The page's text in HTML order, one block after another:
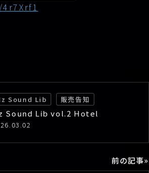
Sound Lib 販売告知
Sound Lib vol.2 Hotel
発売しました！
前の記事»